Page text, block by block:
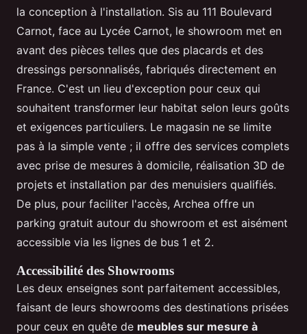
la conception à l'installation. Sis au 111 Boulevard
Carnot, face au Lycée Carnot, le showroom met en
avant des pièces telles que des placards et des
dressings personnalisés, fabriqués directement en
France. C'est un lieu d'exception pour ceux qui
souhaitent transformer leur habitat selon leurs goûts
et exigences particuliers. Le magasin ne se limite
pas à la simple vente ; il offre des services complets
avec prise de mesures à domicile, réalisation 3D de
projets et installation par des menuisiers qualifiés.
De plus, pour faciliter l'accès, Archea offre un
parking gratuit autour du showroom et est aisément
accessible via les lignes de bus 1 et 2.
Accessibilité des Showrooms
Les deux enseignes sont parfaitement accessibles,
faisant de leurs showrooms des destinations prisées
pour ceux en quête de meubles sur mesure à